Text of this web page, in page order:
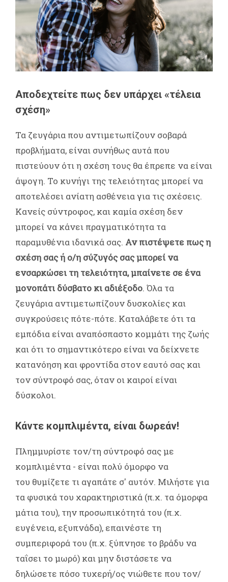
Αποδεχτείτε πως δεν υπάρχει «τέλεια
σχέση»
Τα ζευγάρια που αντιμετωπίζουν σοβαρά
προβλήματα, είναι συνήθως αυτά που
πιστεύουν ότι η σχέση τους θα έπρεπε να είναι
άψογη. Το κυνήγι της τελειότητας μπορεί να
αποτελέσει ανίατη ασθένεια για τις σχέσεις.
Κανείς σύντροφος, και καμία σχέση δεν
μπορεί να κάνει πραγματικότητα τα
παραμυθένια ιδανικά σας. Αν πιστέψετε πως η
σχέση σας ή ο/η σύζυγός σας μπορεί να
ενσαρκώσει τη τελειότητα, μπαίνετε σε ένα
μονοπάτι δύσβατο κι αδιέξοδο. Όλα τα
ζευγάρια αντιμετωπίζουν δυσκολίες και
συγκρούσεις πότε-πότε. Καταλάβετε ότι τα
εμπόδια είναι αναπόσπαστο κομμάτι της ζωής
και ότι το σημαντικότερο είναι να δείχνετε
κατανόηση και φροντίδα στον εαυτό σας και
τον σύντροφό σας, όταν οι καιροί είναι
δύσκολοι.
Κάντε κομπλιμέντα, είναι δωρεάν!
Πλημμυρίστε τον/τη σύντροφό σας με
κομπλιμέντα - είναι πολύ όμορφο να
του θυμίζετε τι αγαπάτε σ' αυτόν. Μιλήστε για
τα φυσικά του χαρακτηριστικά (π.χ. τα όμορφα
μάτια του), την προσωπικότητά του (π.χ.
ευγένεια, εξυπνάδα), επαινέστε τη
συμπεριφορά του (π.χ. ξύπνησε το βράδυ να
ταΐσει το μωρό) και μην διστάσετε να
δηλώσετε πόσο τυχερή/ος νιώθετε που τον/